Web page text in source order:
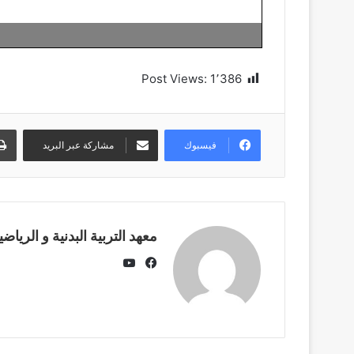
Post Views: 1٬386
فيسبوك مشاركة عبر البريد
معهد التربية البدنية و